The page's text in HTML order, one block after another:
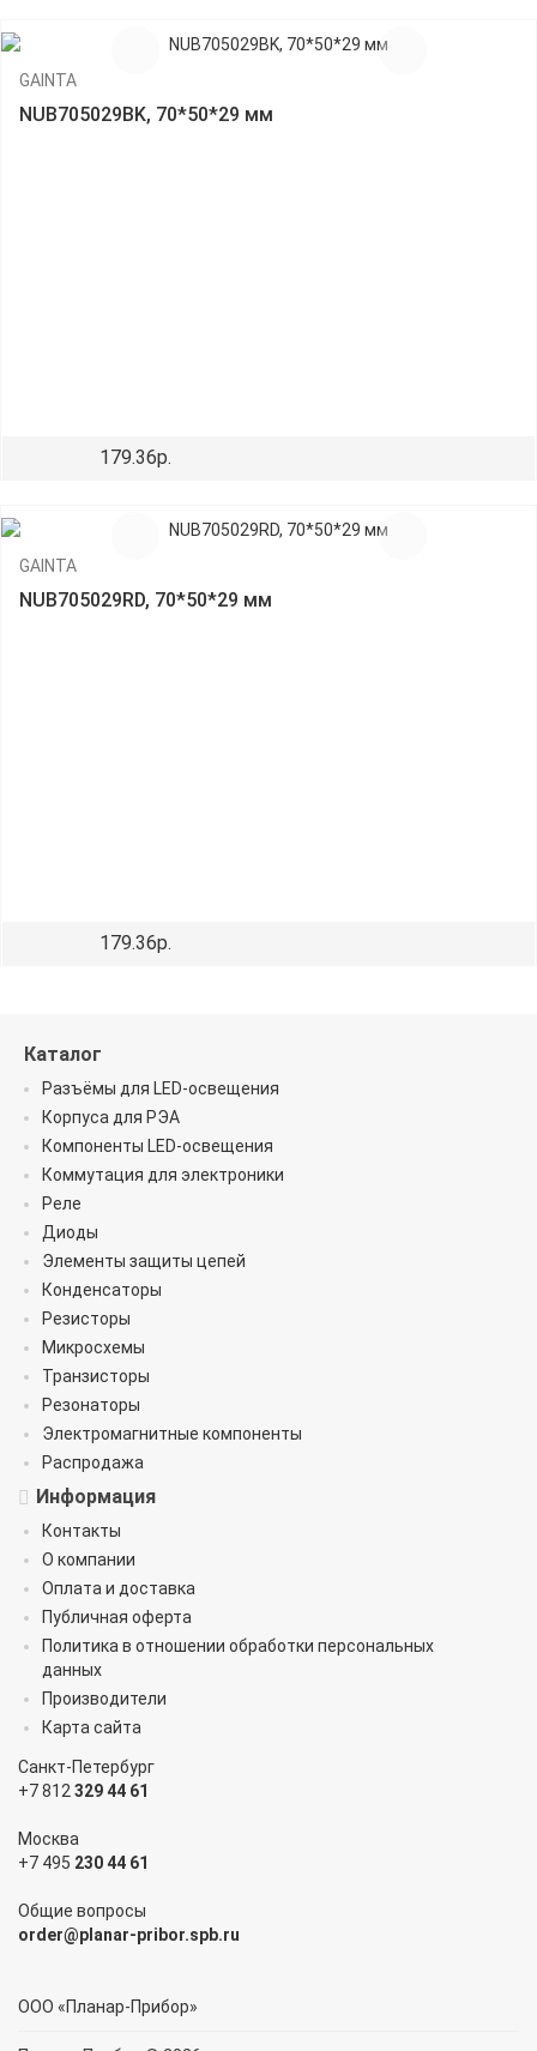
GAINTA
NUB705029BK, 70*50*29 мм
179.36р.
GAINTA
NUB705029RD, 70*50*29 мм
179.36р.
Каталог
Разъёмы для LED-освещения
Корпуса для РЭА
Компоненты LED-освещения
Коммутация для электроники
Реле
Диоды
Элементы защиты цепей
Конденсаторы
Резисторы
Микросхемы
Транзисторы
Резонаторы
Электромагнитные компоненты
Распродажа
Информация
Контакты
О компании
Оплата и доставка
Публичная оферта
Политика в отношении обработки персональных
данных
Производители
Карта сайта
Санкт-Петербург
+7 812 329 44 61
Москва
+7 495 230 44 61
Общие вопросы
order@planar-pribor.spb.ru
ООО «Планар-Прибор»